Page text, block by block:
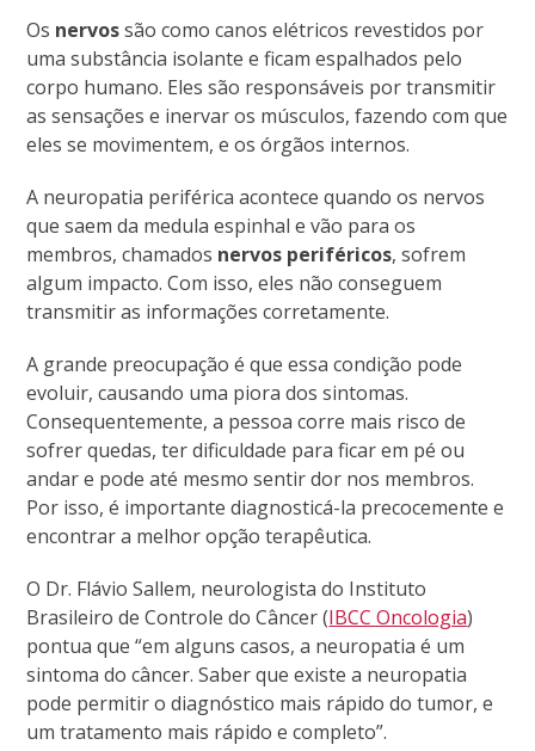
Os nervossão como canos elétricos revestidos por
uma substância isolante e ficam espalhados pelo
corpo humano. Eles são responsáveis por transmitir
as sensações e inervar os músculos, fazendo com que
eles se movimentem, e os órgãos internos.
A neuropatia periférica acontece quando os nervos
que saem da medula espinhal e vão para os
membros, chamados nervos periféricos, sofrem
algum impacto. Com isso, eles não conseguem
transmitir as informações corretamente.
A grande preocupação é que essa condição pode
evoluir, causando uma piora dos sintomas.
Consequentemente, a pessoa corre mais risco de
sofrer quedas, ter dificuldade para ficar em pé ou
andar e pode até mesmo sentir dor nos membros.
Por isso, é importante diagnosticá-la precocemente e
encontrar a melhor opção terapêutica.
O Dr. Flávio Sallem, neurologista do Instituto
Brasileiro de Controle do Câncer (IBCC Oncologia)
pontua que “em alguns casos, a neuropatia é um
sintoma do câncer. Saber que existe a neuropatia
pode permitir o diagnóstico mais rápido do tumor, e
um tratamento mais rápido e completo”.